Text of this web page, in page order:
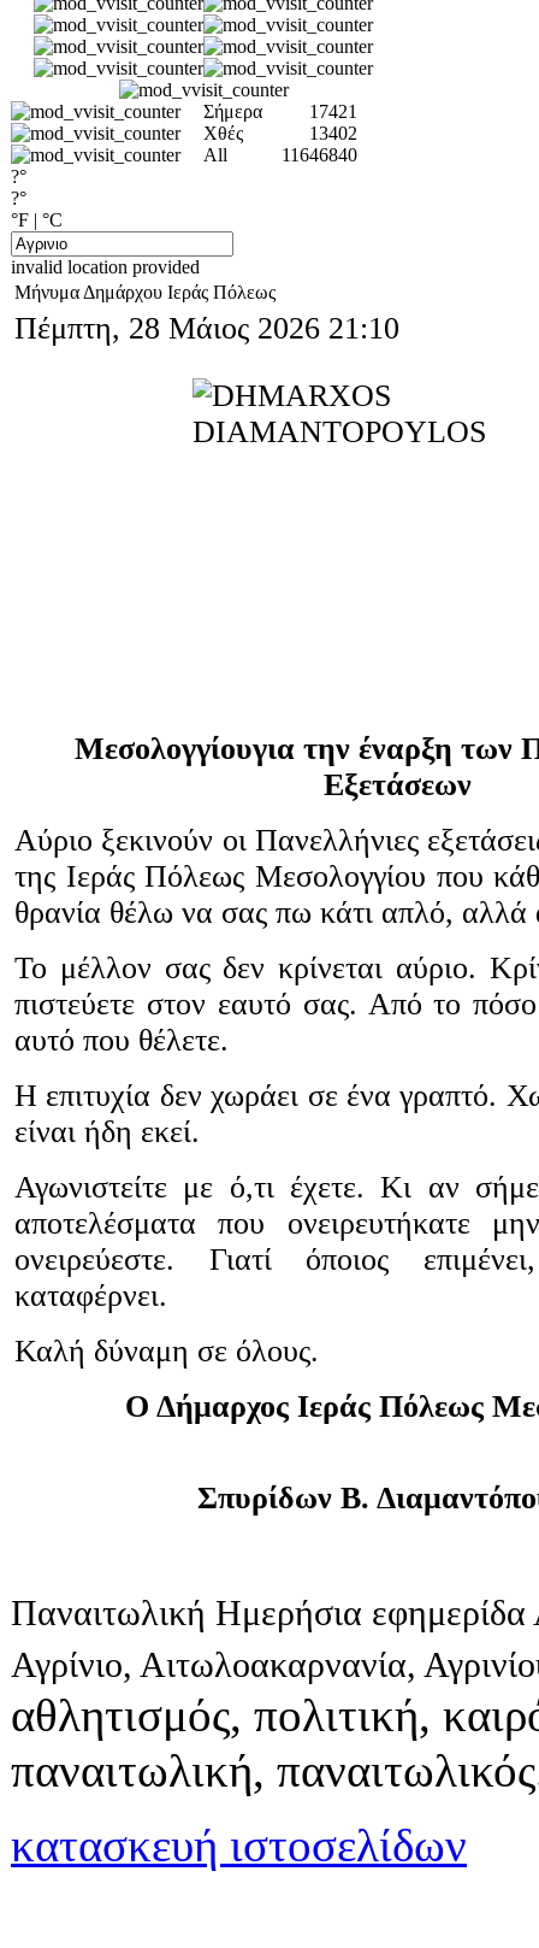
Σήμερα
17421
Χθές
13402
All
11646840
?°
?°
°F | °C
invalid location provided
Μήνυμα Δημάρχου Ιεράς Πόλεως
Πέμπτη, 28 Μάιος 2026 21:10
Μεσολογγίουγια την έναρξη των
Εξετάσεων
Αύριο ξεκινούν οι Πανελλήνιες
της Ιεράς Πόλεως Μεσολογγίου που
θρανία θέλω να σας πω κάτι απλό, αλλά
Το μέλλον σας δεν κρίνεται αύριο.
πιστεύετε στον εαυτό σας. Από το
αυτό που θέλετε.
Η επιτυχία δεν χωράει σε ένα γραπτό.
είναι ήδη εκεί.
Αγωνιστείτε με ό,τι έχετε. Κι αν
αποτελέσματα που ονειρευτήκατε
ονειρεύεστε. Γιατί όποιος
καταφέρνει.
Καλή δύναμη σε όλους.
Ο Δήμαρχος Ιεράς Πόλεως
Σπυρίδων Β.
Παναιτωλική Ημερήσια εφημερίδα
Αγρίνιο, Αιτωλοακαρνανία,
αθλητισμός, πολιτική,
παναιτωλική,
κατασκευή ιστοσελίδων